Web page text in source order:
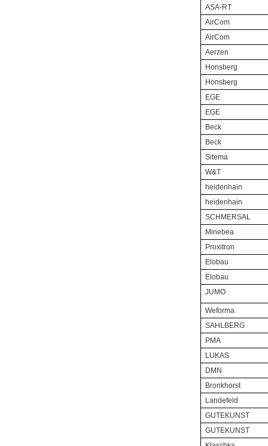
ASA-RT
AirCom
AirCom
Aerzen
Honsberg
Honsberg
EGE
EGE
Beck
Beck
Sitema
W&T
heidenhain
heidenhain
SCHMERSAL
Minebea
Proxitron
Elobau
Elobau
JUMO
Weforma
SAHLBERG
PMA
LUKAS
DMN
Bronkhorst
Landefeld
GUTEKUNST
GUTEKUNST